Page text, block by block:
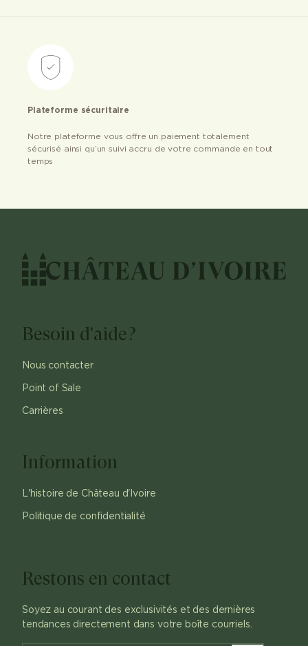
Plateforme sécuritaire
Notre plateforme vous offre un paiement totalement
sécurisé ainsi qu’un suivi accru de votre commande en tout
temps
Besoin d'aide?
Nous contacter
Point of Sale
Carrières
Information
L'histoire de Château d'Ivoire
Politique de confidentialité
Restons en contact
Soyez au courant des exclusivités et des dernières
tendances directement dans votre boîte courriels.